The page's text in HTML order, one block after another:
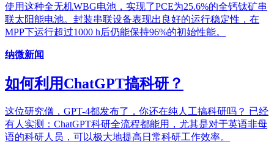
使用这种全无机WBG电池，实现了PCE为25.6%的全钙钛矿串
联太阳能电池。封装串联设备表现出良好的运行稳定性，在
MPP下运行超过1000 h后仍能保持96%的初始性能。
纳微新闻
如何利用ChatGPT搞科研？
这位研究僧，GPT-4都发布了，你还在纯人工搞科研吗？ 已经
有人实测：ChatGPT科研全流程都能用，尤其是对于英语非母
语的科研人员，可以极大地提高日常科研工作效率。